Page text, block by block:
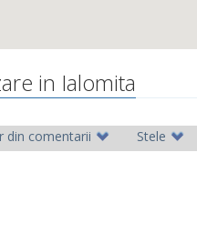
in Ialomita
din comentarii Stele